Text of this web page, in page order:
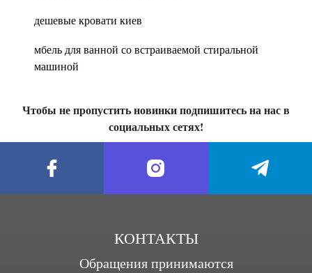
дешевые кровати киев
мбель для ванной со встраиваемой стиральной
машиной
Чтобы не пропустить новинки подпишитесь на нас в
социальных сетях!
КОНТАКТЫ
Обращения принимаются